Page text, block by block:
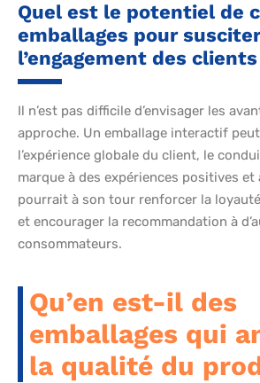
Quel est le potentiel de
emballages pour susciter
l’engagement des
Il n’est pas difficile d’envisager les
approche. Un emballage interactif
l’expérience globale du client, le
marque à des expériences positives et
pourrait à son tour renforcer la
et encourager la recommandation à
consommateurs.
Qu’en est-il des
emballages qui
la qualité du